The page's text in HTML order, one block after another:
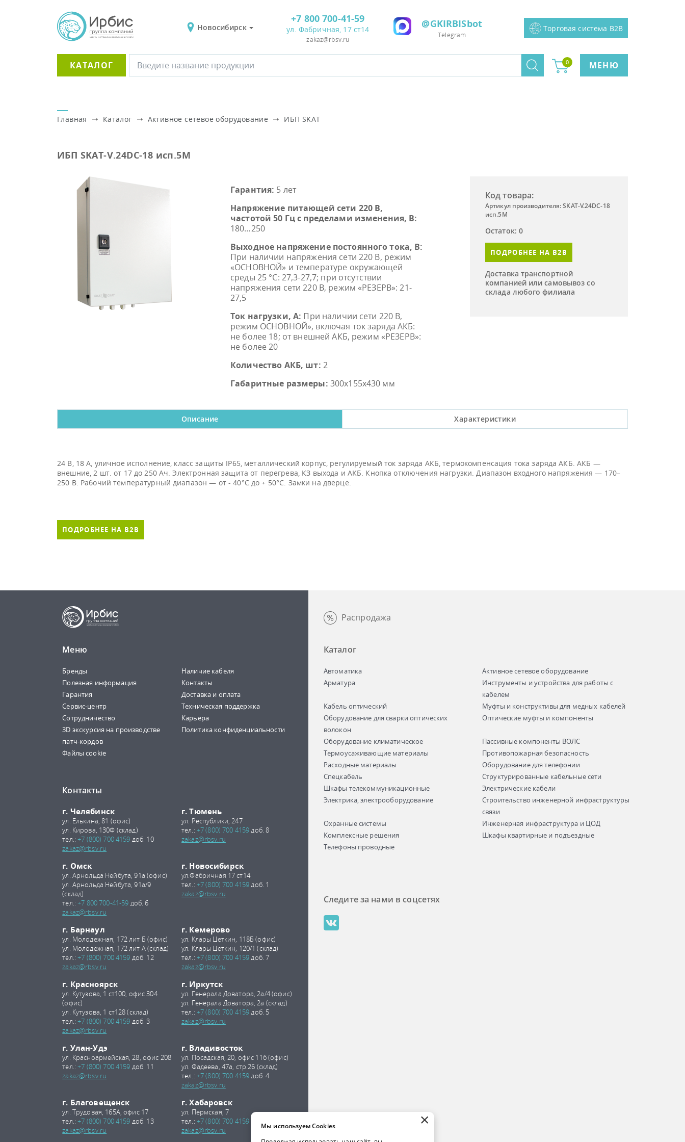
Новосибирск
+7 800 700-41-59
ул. Фабричная, 17 ст14
zakaz@rbsv.ru
@GKIRBISbot
Telegram
Торговая система B2B
КАТАЛОГ 0 МЕНЮ
Главная Каталог Активное сетевое оборудование ИБП SKAT
ИБП SKAT-V.24DC-18 исп.5М
Гарантия: 5 лет
Напряжение питающей сети 220 В,
частотой 50 Гц с пределами изменения, В:
180…250
Выходное напряжение постоянного тока, В:
При наличии напряжения сети 220 В, режим
«ОСНОВНОЙ» и температуре окружающей
среды 25 °C: 27,3-27,7; при отсутствии
напряжения сети 220 В, режим «РЕЗЕРВ»: 21-
27,5
Ток нагрузки, A: При наличии сети 220 В,
режим ОСНОВНОЙ», включая ток заряда АКБ:
не более 18; от внешней АКБ, режим «РЕЗЕРВ»:
не более 20
Количество АКБ, шт: 2
Габаритные размеры: 300х155х430 мм
Код товара:
Артикул производителя: SKAT-V.24DC-18
исп.5М
Остаток: 0
ПОДРОБНЕЕ НА B2B
Доставка транспортной
компанией или самовывоз со
склада любого филиала
Описание Характеристики
24 В, 18 А, уличное исполнение, класс защиты IP65, металлический корпус, регулируемый ток заряда АКБ, термокомпенсация тока заряда АКБ. АКБ —
внешние, 2 шт. от 17 до 250 Ач. Электронная защита от перегрева, КЗ выхода и АКБ. Кнопка отключения нагрузки. Диапазон входного напряжения — 170–
250 В. Рабочий температурный диапазон — от - 40°С до + 50°С. Замки на дверце.
ПОДРОБНЕЕ НА B2B
Меню
Бренды
Наличие кабеля
Полезная информация
Контакты
Гарантия
Доставка и оплата
Сервис-центр
Техническая поддержка
Сотрудничество
Карьера
3D экскурсия на производстве
патч-кордов
Политика конфиденциальности
Файлы cookie
Контакты
г. Челябинск
ул. Елькина, 81 (офис)
ул. Кирова, 130Ф (склад)
тел.:+7 (800) 700 4159 доб. 10
zakaz@rbsv.ru
г. Тюмень
ул. Республики, 247
тел.: +7 (800) 700 4159доб. 8
zakaz@rbsv.ru
г. Омск
ул. Арнольда Нейбута, 91а (офис)
ул. Арнольда Нейбута, 91а/9
(склад)
тел.:+7 800 700-41-59 доб. 6
zakaz@rbsv.ru
г. Новосибирск
ул.Фабричная 17 ст14
тел.: +7 (800) 700 4159доб. 1
zakaz@rbsv.ru
г. Барнаул
ул. Молодежная, 172 лит Б (офис)
ул. Молодежная, 172 лит А (склад)
тел.:+7 (800) 700 4159 доб. 12
zakaz@rbsv.ru
г. Кемерово
ул. Клары Цеткин, 118Б (офис)
ул. Клары Цеткин, 120/1 (склад)
тел.: +7 (800) 700 4159доб. 7
zakaz@rbsv.ru
г. Красноярск
ул. Кутузова, 1 ст100, офис 304
(офис)
ул. Кутузова, 1 ст128 (склад)
тел.:+7 (800) 700 4159 доб. 3
zakaz@rbsv.ru
г. Иркутск
ул. Генерала Доватора, 2а/4 (офис)
ул. Генерала Доватора, 2а (склад)
тел.: +7 (800) 700 4159доб. 5
zakaz@rbsv.ru
г. Улан-Удэ
ул. Красноармейская, 28, офис 208
тел.:+7 (800) 700 4159 доб. 11
zakaz@rbsv.ru
г. Владивосток
ул. Посадская, 20, офис 11б (офис)
ул. Фадеева, 47а, стр.26 (склад)
тел.: +7 (800) 700 4159доб. 4
zakaz@rbsv.ru
г. Благовещенск
ул. Трудовая, 165А, офис 17
тел.:+7 (800) 700 4159 доб. 13
zakaz@rbsv.ru
г. Хабаровск
ул. Пермская, 7
тел.: +7 (800) 700 4159
zakaz@rbsv.ru
Распродажа
Каталог
Автоматика
Активное сетевое оборудование
Арматура
Инструменты и устройства для работы с
кабелем
Кабель оптический
Муфты и конструктивы для медных кабелей
Оборудование для сварки оптических
волокон
Оптические муфты и компоненты
Оборудование климатическое
Пассивные компоненты ВОЛС
Термоусаживающие материалы
Противопожарная безопасность
Расходные материалы
Оборудование для телефонии
Спецкабель
Структурированные кабельные сети
Шкафы телекоммуникационные
Электрические кабели
Электрика, электрооборудование
Строительство инженерной инфраструктуры
связи
Охранные системы
Инженерная инфраструктура и ЦОД
Комплексные решения
Шкафы квартирные и подъездные
Телефоны проводные
Следите за нами в соцсетях
×
Мы используем Cookies